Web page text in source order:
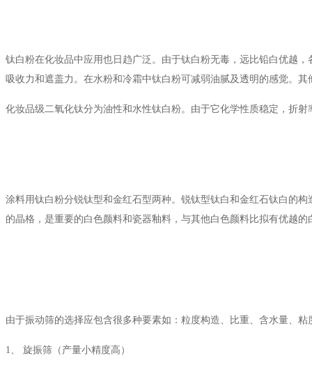
钛白粉在化妆品中应用也日趋广泛。由于钛白粉无毒，远比铅白优越
吸收力和遮盖力。在水粉和冷霜中钛白粉可减弱油腻及透明的感觉。
化妆品级二氧化钛分为油性和水性钛白粉。由于它化学性质稳定，折
涂料用钛白粉分锐钛型和金红石型两种。锐钛型钛白和金红石钛白的
的晶格，是重要的白色颜料和瓷器釉料，与其他白色颜料比拟有优越
由于振动筛的选择应包含很多种要素如：粒度构造、比重、含水量、
1、 旋振筛（产量小精度高）